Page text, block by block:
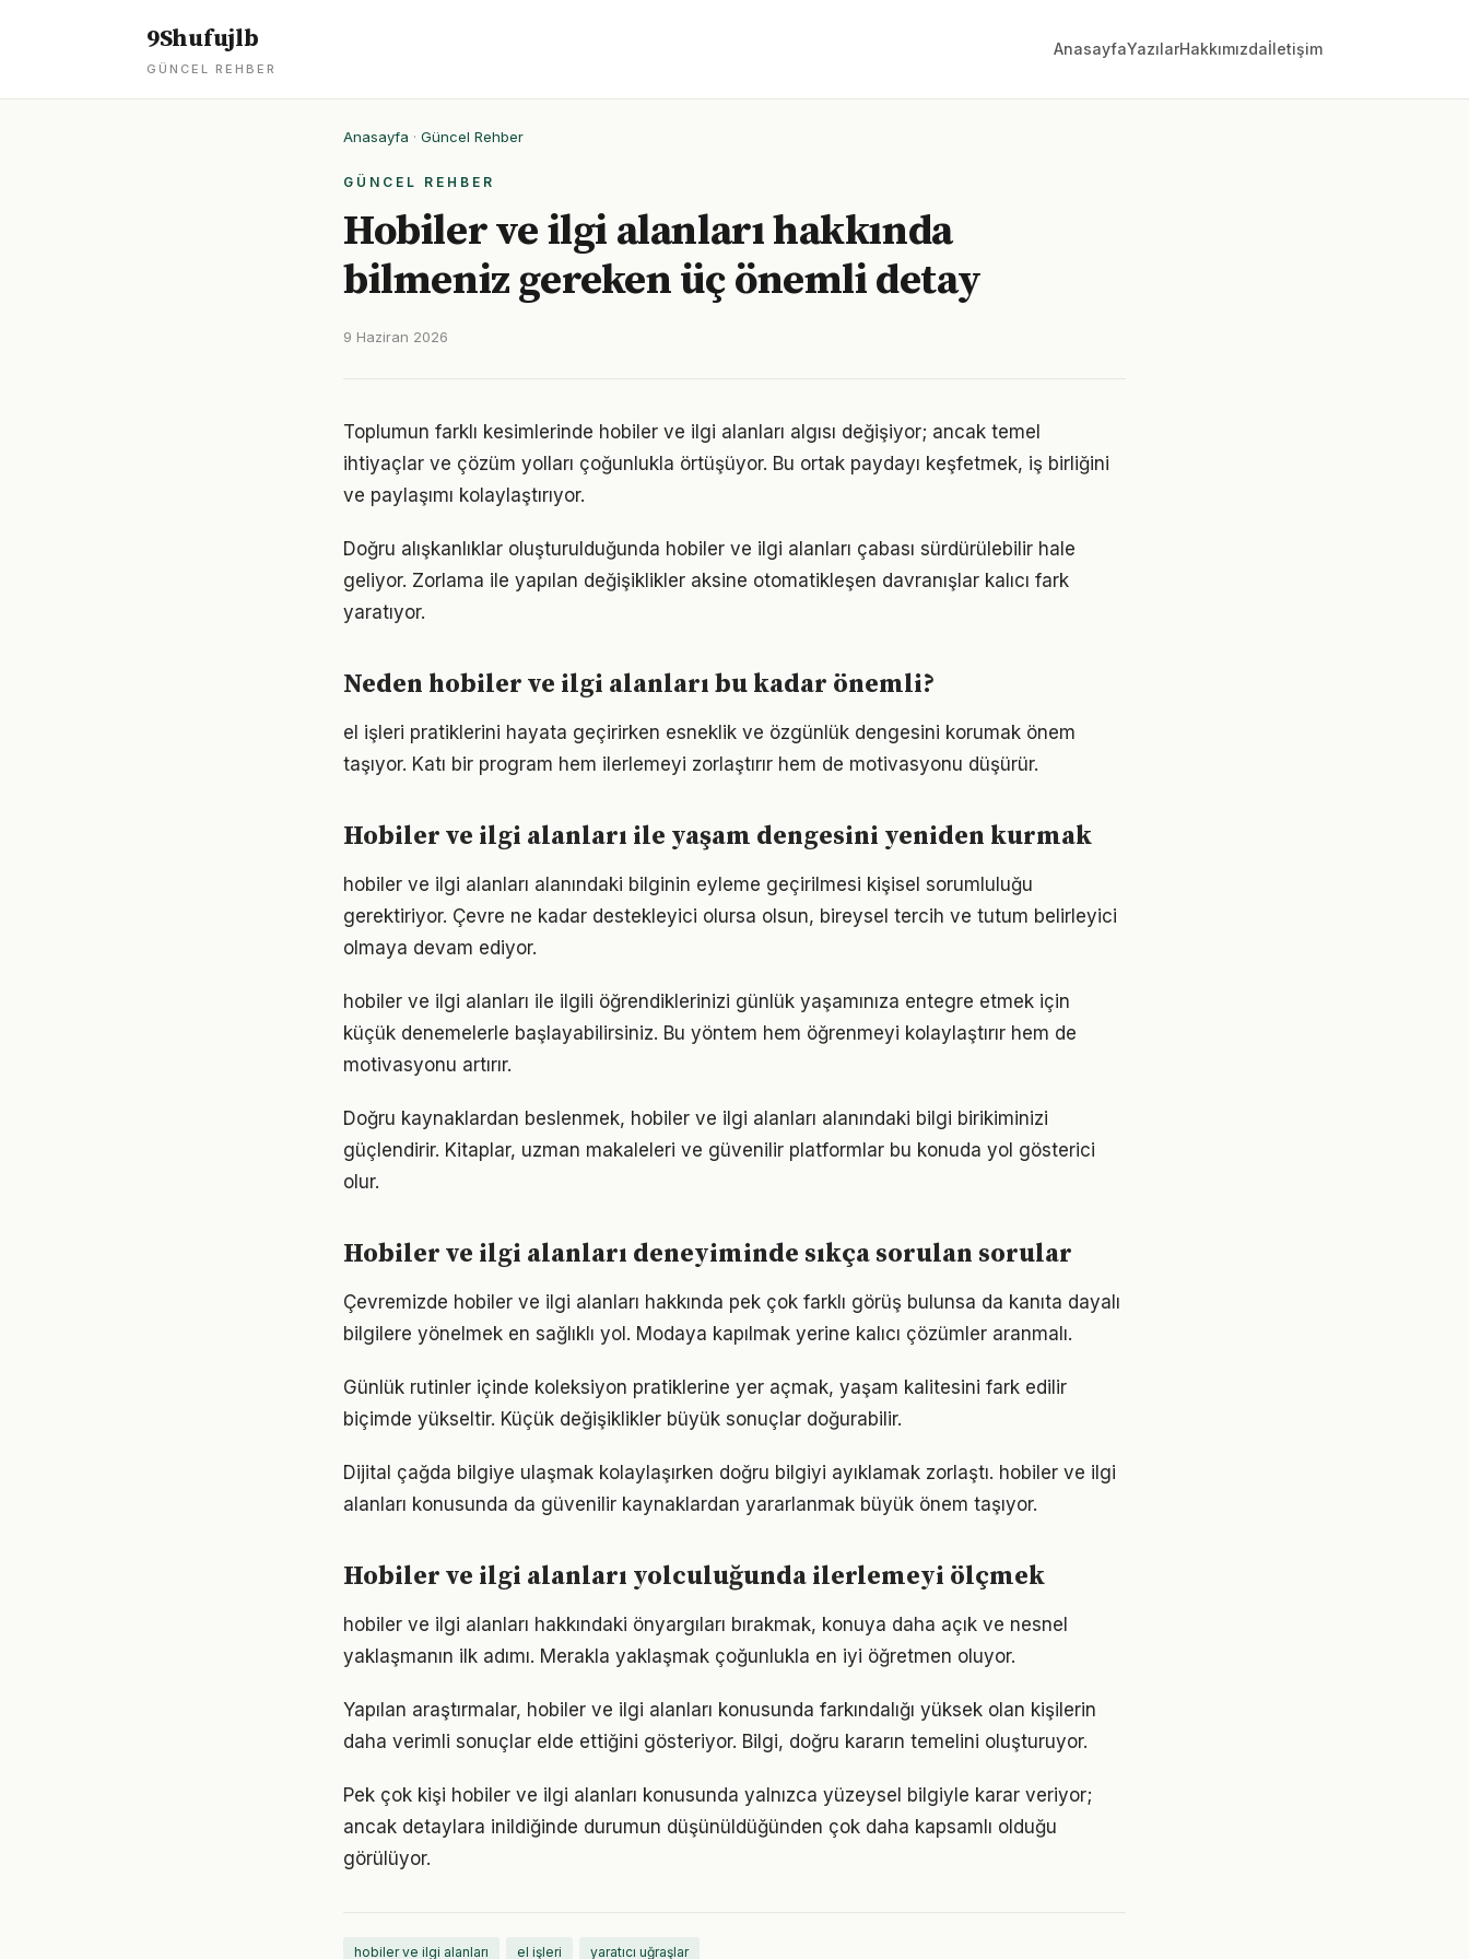
9Shufujlb
GÜNCEL REHBER
AnasayfaYazılarHakkımızdaİletişim
Anasayfa · Güncel Rehber
GÜNCEL REHBER
Hobiler ve ilgi alanları hakkında
bilmeniz gereken üç önemli detay
9 Haziran 2026
Toplumun farklı kesimlerinde hobiler ve ilgi alanları algısı değişiyor; ancak temel
ihtiyaçlar ve çözüm yolları çoğunlukla örtüşüyor. Bu ortak paydayı keşfetmek, iş birliğini
ve paylaşımı kolaylaştırıyor.
Doğru alışkanlıklar oluşturulduğunda hobiler ve ilgi alanları çabası sürdürülebilir hale
geliyor. Zorlama ile yapılan değişiklikler aksine otomatikleşen davranışlar kalıcı fark
yaratıyor.
Neden hobiler ve ilgi alanları bu kadar önemli?
el işleri pratiklerini hayata geçirirken esneklik ve özgünlük dengesini korumak önem
taşıyor. Katı bir program hem ilerlemeyi zorlaştırır hem de motivasyonu düşürür.
Hobiler ve ilgi alanları ile yaşam dengesini yeniden kurmak
hobiler ve ilgi alanları alanındaki bilginin eyleme geçirilmesi kişisel sorumluluğu
gerektiriyor. Çevre ne kadar destekleyici olursa olsun, bireysel tercih ve tutum belirleyici
olmaya devam ediyor.
hobiler ve ilgi alanları ile ilgili öğrendiklerinizi günlük yaşamınıza entegre etmek için
küçük denemelerle başlayabilirsiniz. Bu yöntem hem öğrenmeyi kolaylaştırır hem de
motivasyonu artırır.
Doğru kaynaklardan beslenmek, hobiler ve ilgi alanları alanındaki bilgi birikiminizi
güçlendirir. Kitaplar, uzman makaleleri ve güvenilir platformlar bu konuda yol gösterici
olur.
Hobiler ve ilgi alanları deneyiminde sıkça sorulan sorular
Çevremizde hobiler ve ilgi alanları hakkında pek çok farklı görüş bulunsa da kanıta dayalı
bilgilere yönelmek en sağlıklı yol. Modaya kapılmak yerine kalıcı çözümler aranmalı.
Günlük rutinler içinde koleksiyon pratiklerine yer açmak, yaşam kalitesini fark edilir
biçimde yükseltir. Küçük değişiklikler büyük sonuçlar doğurabilir.
Dijital çağda bilgiye ulaşmak kolaylaşırken doğru bilgiyi ayıklamak zorlaştı. hobiler ve ilgi
alanları konusunda da güvenilir kaynaklardan yararlanmak büyük önem taşıyor.
Hobiler ve ilgi alanları yolculuğunda ilerlemeyi ölçmek
hobiler ve ilgi alanları hakkındaki önyargıları bırakmak, konuya daha açık ve nesnel
yaklaşmanın ilk adımı. Merakla yaklaşmak çoğunlukla en iyi öğretmen oluyor.
Yapılan araştırmalar, hobiler ve ilgi alanları konusunda farkındalığı yüksek olan kişilerin
daha verimli sonuçlar elde ettiğini gösteriyor. Bilgi, doğru kararın temelini oluşturuyor.
Pek çok kişi hobiler ve ilgi alanları konusunda yalnızca yüzeysel bilgiyle karar veriyor;
ancak detaylara inildiğinde durumun düşünüldüğünden çok daha kapsamlı olduğu
görülüyor.
hobiler ve ilgi alanları el işleri yaratıcı uğraşlar